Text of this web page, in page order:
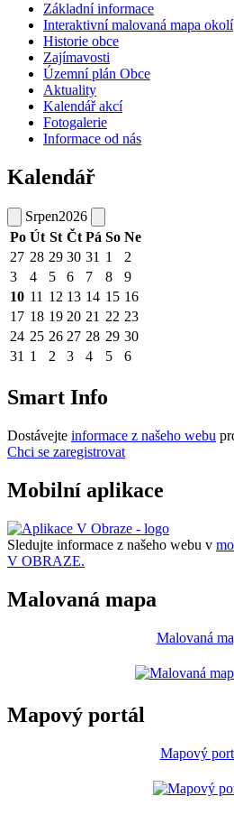
Základní informace
Interaktivní malovaná mapa okolí
Historie obce
Zajímavosti
Územní plán Obce
Aktuality
Kalendář akcí
Fotogalerie
Informace od nás
Kalendář
Srpen2026
Po Út St Čt Pá So Ne
27 28 29 30 31 1
2
3
4 5 6 7 8
9
10 11 12 13 14 15 16
17 18 19 20 21 22 23
24 25 26 27 28 29 30
31 1 2 3 4 5 6
Smart Info
Dostávejte informace z našeho webu
Chci se zaregistrovat
Mobilní aplikace
Sledujte informace z našeho webu v
V OBRAZE.
Malovaná mapa
Malovaná
Mapový portál
Mapový